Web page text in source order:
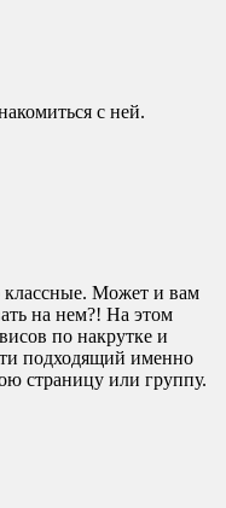
с ней.
классные. Может и вам
на нем?! На этом
по накрутке и
подходящий именно
страницу или группу.